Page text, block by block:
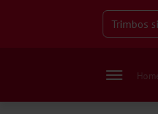
Trimbos